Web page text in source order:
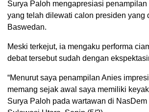
Surya Paloh mengapresiasi
yang telah dilewati calon presiden yang
Baswedan.
Meski terkejut, ia mengaku performa
debat tersebut sudah dengan
“Menurut saya penampilan Anies
memang sejak awal saya memiliki
Surya Paloh pada wartawan di NasDem